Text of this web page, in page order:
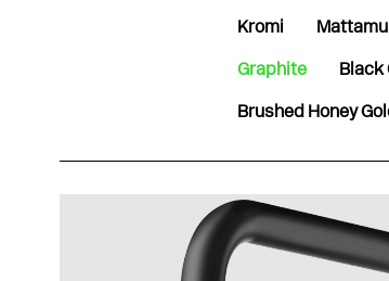
Kromi
Graphite Black
Brushed Honey